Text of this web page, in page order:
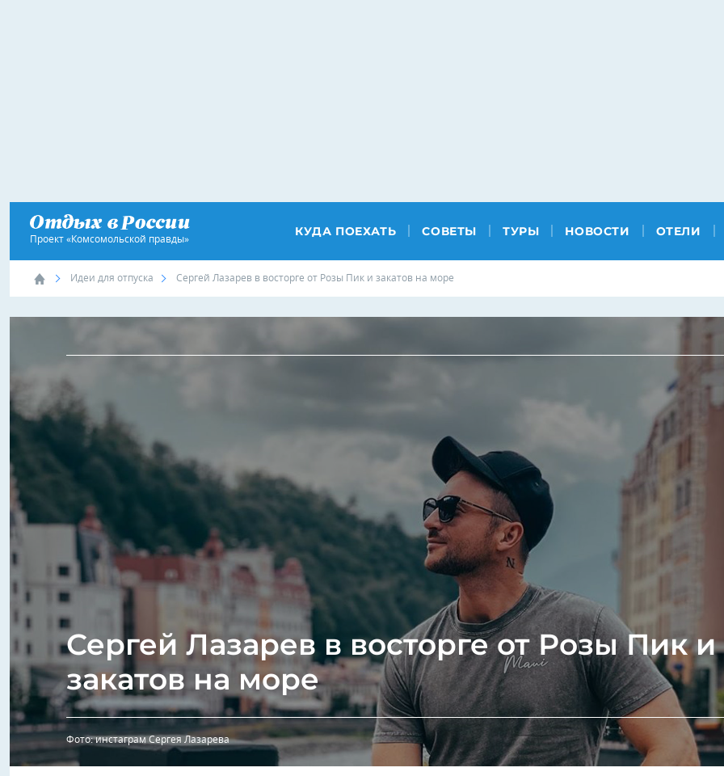
Проект «Комсомольской правды»
КУДА ПОЕХАТЬ СОВЕТЫ ТУРЫ НОВОСТИ ОТЕЛИ
Идеи для отпуска Сергей Лазарев​ в восторге от Розы Пик и закатов на море
Сергей Лазарев​ в восторге от Розы Пик и
закатов на море
Фото: инстаграм Сергея Лазарева